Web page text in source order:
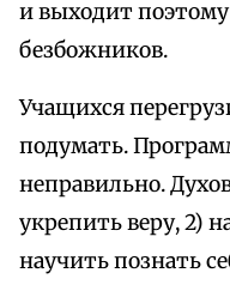
и выходит
безбожников.
Учащихся
подумать.
неправильно.
укрепить веру, 2)
научить познать